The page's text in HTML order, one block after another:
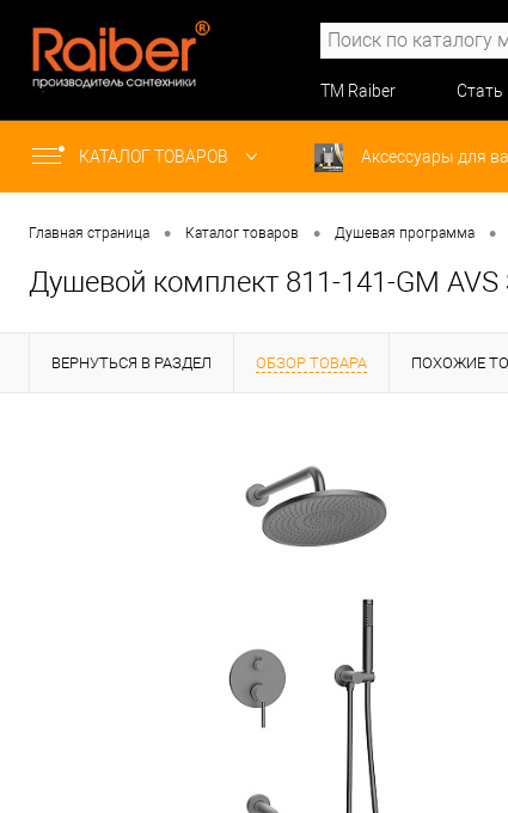
ТМ Raiber Стать
КАТАЛОГ ТОВАРОВ Аксессуары для
Главная страница • Каталог товаров • Душевая программа •
Душевой комплект 811-141-GM
ВЕРНУТЬСЯ В РАЗДЕЛ ОБЗОР ТОВАРА ПОХОЖИЕ